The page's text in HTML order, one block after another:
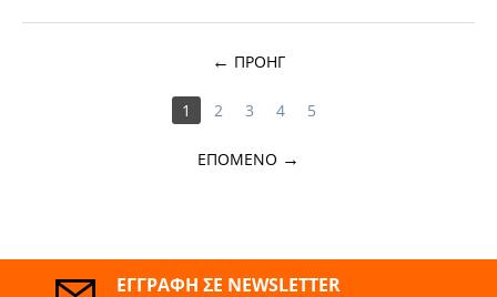
ΠΡΟΗΓ
1 2 3 4 5
ΕΠΌΜΕΝΟ
ΕΓΓΡΑΦΉ ΣΕ NEWSLETTER